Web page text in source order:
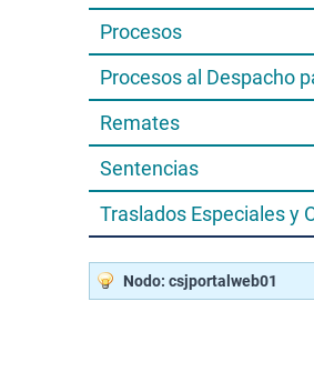
Procesos
Procesos al Despacho
Remates
Sentencias
Traslados Especiales y
Nodo: csjportalweb01